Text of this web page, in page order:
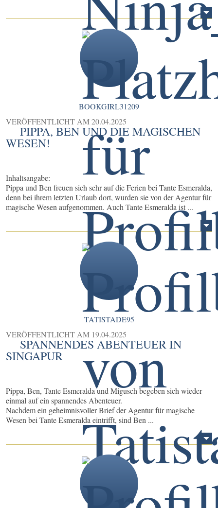
BOOKGIRL31209
VERÖFFENTLICHT AM20.04.2025
PIPPA, BEN UND DIE MAGISCHEN
WESEN!
Inhaltsangabe:
Pippa und Ben freuen sich sehr auf die Ferien bei Tante Esmeralda,
denn bei ihrem letzten Urlaub dort, wurden sie von der Agentur für
magische Wesen aufgenommen. Auch Tante Esmeralda ist ...
TATISTADE95
VERÖFFENTLICHT AM 19.04.2025
SPANNENDES ABENTEUER IN
SINGAPUR
Pippa, Ben, Tante Esmeralda und Migusch begeben sich wieder
einmal auf ein spannendes Abenteuer.
Nachdem ein geheimnisvoller Brief der Agentur für magische
Wesen bei Tante Esmeralda eintrifft, sind Ben ...